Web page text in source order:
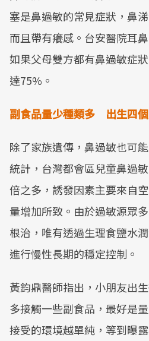
塞是鼻過敏的常見症狀，鼻
而且帶有癢感。台安醫院耳
如果父母雙方都有鼻過敏症
達75%。
副食品量少種類多 出生四
除了家族遺傳，鼻過敏也可
統計，台灣都會區兒童鼻過
倍之多，誘發因素主要來自
量增加所致。由於過敏源眾
根治，唯有透過生理食鹽水
進行慢性長期的穩定控制。
黃鈞鼎醫師指出，小朋友出
多接觸一些副食品，最好是
接受的環境越單純，等到曝